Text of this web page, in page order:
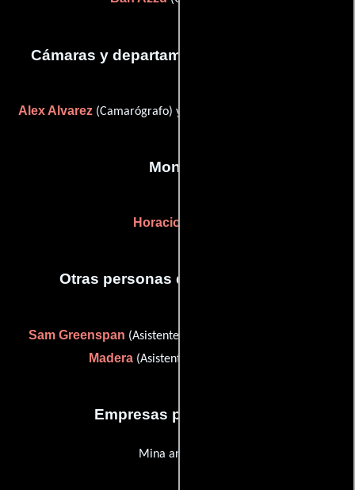
Cámaras y departamento de electricidad
Alex Alvarez (Camarógrafo) y
Montaje
Horacio Flores
Otras personas que participaron
Sam Greenspan (Asistente de producción) y
Madera(Asistente de producción)
Empresas productoras
Mina and Rudy